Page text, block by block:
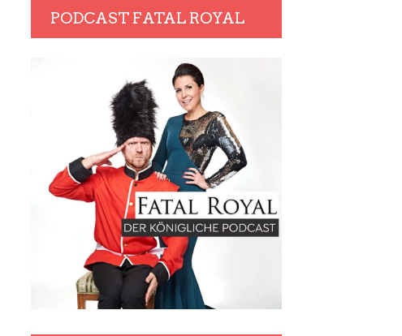
PODCAST FATAL ROYAL